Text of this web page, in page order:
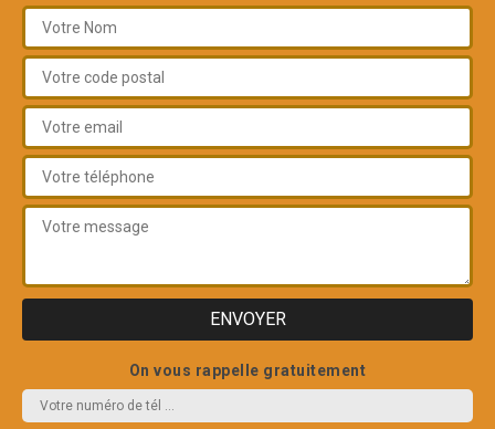
On vous rappelle gratuitement